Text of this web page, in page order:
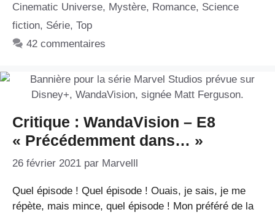
Cinematic Universe, Mystère, Romance, Science
fiction, Série, Top
42 commentaires
Critique : WandaVision – E8
« Précédemment dans… »
26 février 2021 par Marvelll
Quel épisode ! Quel épisode ! Ouais, je sais, je me
répète, mais mince, quel épisode ! Mon préféré de la